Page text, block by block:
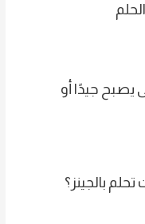
يصبح جيدًا أو
بالجينز؟